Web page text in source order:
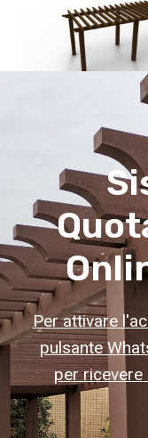
contenuto
Per attivare
pulsante
per